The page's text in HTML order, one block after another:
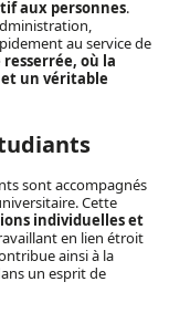
aux personnes.
au service de
où la
un véritable
sont accompagnés
Cette
individuelles et
en lien étroit
ainsi à la
un esprit de